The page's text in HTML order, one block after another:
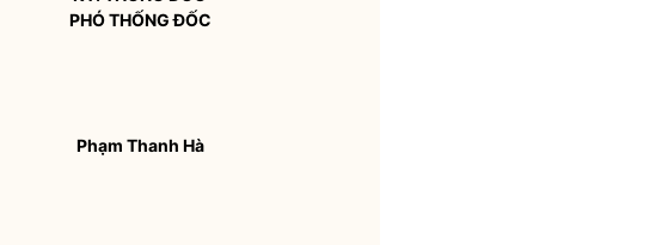
PHÓ THỐNG ĐỐC
Phạm Thanh Hà